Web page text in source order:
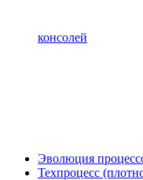
консолей
Эволюция
Техпроцесс